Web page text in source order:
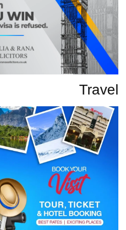
Travel